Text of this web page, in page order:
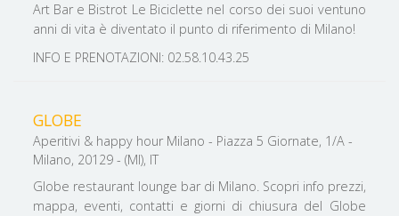
Art Bar e Bistrot Le Biciclette nel corso dei suoi ventuno
anni di vita è diventato il punto di riferimento di Milano!
INFO E PRENOTAZIONI: 02.58.10.43.25
GLOBE
Aperitivi & happy hour Milano - Piazza 5 Giornate, 1/A -
Milano, 20129 - (MI), IT
Globe restaurant lounge bar di Milano. Scopri info prezzi,
mappa, eventi, contatti e giorni di chiusura del Globe